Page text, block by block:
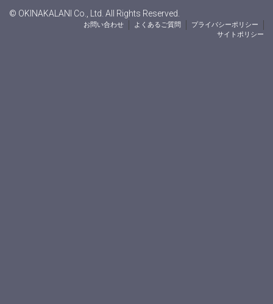
© OKINAKALANI Co., Ltd. All Rights Reserved.
お問い合わせ よくあるご質問
プライバシーポリシー
サイトポリシー